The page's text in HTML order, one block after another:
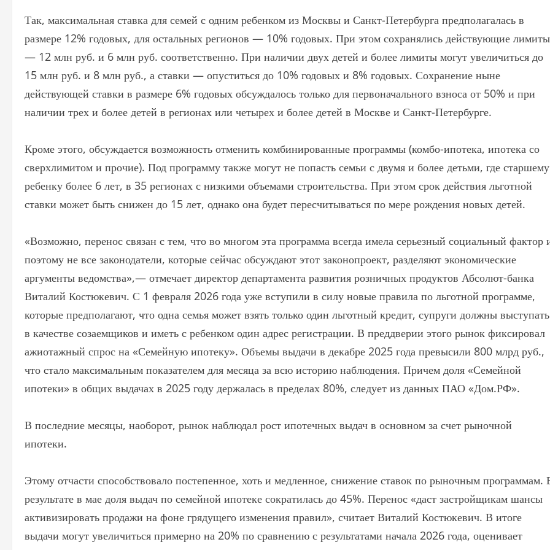
Так, максимальная ставка для семей с одним ребенком из Москвы и Санкт-Петербурга предполагалась в
размере 12% годовых, для остальных регионов — 10% годовых. При этом сохранялись действующие лимиты
— 12 млн руб. и 6 млн руб. соответственно. При наличии двух детей и более лимиты могут увеличиться до
15 млн руб. и 8 млн руб., а ставки — опуститься до 10% годовых и 8% годовых. Сохранение ныне
действующей ставки в размере 6% годовых обсуждалось только для первоначального взноса от 50% и при
наличии трех и более детей в регионах или четырех и более детей в Москве и Санкт-Петербурге.
Кроме этого, обсуждается возможность отменить комбинированные программы (комбо-ипотека, ипотека со
сверхлимитом и прочие). Под программу также могут не попасть семьи с двумя и более детьми, где старшему
ребенку более 6 лет, в 35 регионах с низкими объемами строительства. При этом срок действия льготной
ставки может быть снижен до 15 лет, однако она будет пересчитываться по мере рождения новых детей.
«Возможно, перенос связан с тем, что во многом эта программа всегда имела серьезный социальный фактор
поэтому не все законодатели, которые сейчас обсуждают этот законопроект, разделяют экономические
аргументы ведомства»,— отмечает директор департамента развития розничных продуктов Абсолют-банка
Виталий Костюкевич. С 1 февраля 2026 года уже вступили в силу новые правила по льготной программе,
которые предполагают, что одна семья может взять только один льготный кредит, супруги должны выступать
в качестве созаемщиков и иметь с ребенком один адрес регистрации. В преддверии этого рынок фиксировал
ажиотажный спрос на «Семейную ипотеку». Объемы выдачи в декабре 2025 года превысили 800 млрд руб.,
что стало максимальным показателем для месяца за всю историю наблюдения. Причем доля «Семейной
ипотеки» в общих выдачах в 2025 году держалась в пределах 80%, следует из данных ПАО «Дом.РФ».
В последние месяцы, наоборот, рынок наблюдал рост ипотечных выдач в основном за счет рыночной
ипотеки.
Этому отчасти способствовало постепенное, хоть и медленное, снижение ставок по рыночным программам.
результате в мае доля выдач по семейной ипотеке сократилась до 45%. Перенос «даст застройщикам шансы
активизировать продажи на фоне грядущего изменения правил», считает Виталий Костюкевич. В итоге
выдачи могут увеличиться примерно на 20% по сравнению с результатами начала 2026 года, оценивает